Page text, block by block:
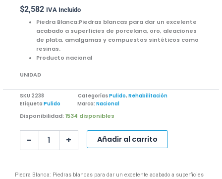
$2,582 IVA Incluido
Piedra Blanca:Piedras blancas para dar un excelente
acabado a superficies de porcelana, oro, aleaciones
de plata, amalgamas y compuestos sintéticos como
resinas.
Producto nacional
UNIDAD
SKU 2238 CategoríasPulido, Rehabilitación
Etiqueta Pulido Marca: Nacional
Disponibilidad: 1534 disponibles
-
PIEDRA
+ Añadir al carrito
Piedra Blanca: Piedras blancas para dar un excelente acabado a superficies